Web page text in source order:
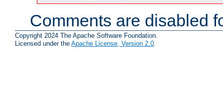
Comments are disabled
Copyright 2024 The Apache Software Foundation.
Licensed under the Apache License, Version 2.0.